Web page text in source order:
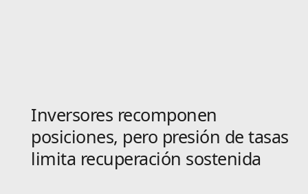
Inversores recomponen
posiciones, pero presión de tasas
limita recuperación sostenida